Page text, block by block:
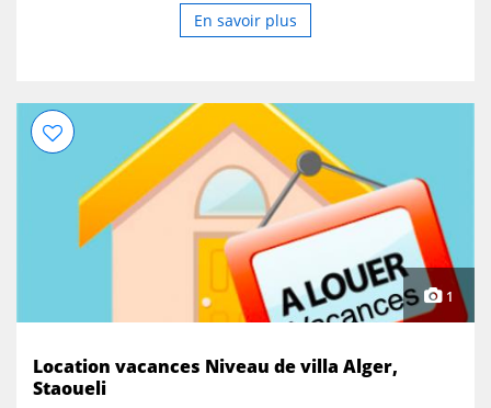
En savoir plus
1
Location vacances Niveau de villa Alger,
Staoueli